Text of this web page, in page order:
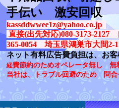
手伝い 激安回収
kassddwwee1z@yahoo.co.jp
直接(出先対応)080-3173-2127
365-0054 埼玉県鴻巣市大間2-
ネット有料広告費負担は、
経費節約のためオペレータ無し 無
当社は、トラブル回避のため 問合